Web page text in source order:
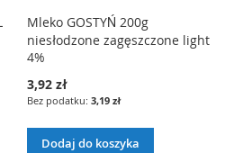
Mleko GOSTYŃ 200g
niesłodzone zagęszczone light
4%
3,92 zł
3,19 zł
Dodaj do koszyka